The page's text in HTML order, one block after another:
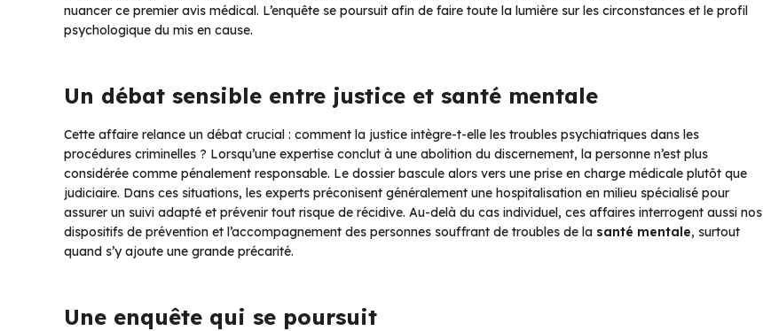
nuancer ce premier avis médical. L’enquête se poursuit afin de faire toute la lumière sur les circonstances et le profil
psychologique du mis en cause.
Un débat sensible entre justice et santé mentale
Cette affaire relance un débat crucial : comment la justice intègre-t-elle les troubles psychiatriques dans les
procédures criminelles ? Lorsqu’une expertise conclut à une abolition du discernement, la personne n’est plus
considérée comme pénalement responsable. Le dossier bascule alors vers une prise en charge médicale plutôt que
judiciaire. Dans ces situations, les experts préconisent généralement une hospitalisation en milieu spécialisé pour
assurer un suivi adapté et prévenir tout risque de récidive. Au-delà du cas individuel, ces affaires interrogent aussi nos
dispositifs de prévention et l’accompagnement des personnes souffrant de troubles de la santé mentale, surtout
quand s’y ajoute une grande précarité.
Une enquête qui se poursuit